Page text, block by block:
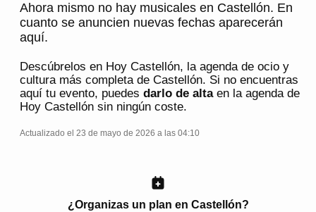
Ahora mismo no hay musicales en Castellón. En
cuanto se anuncien nuevas fechas aparecerán
aquí.
Descúbrelos en Hoy Castellón, la agenda de ocio y
cultura más completa de Castellón. Si no encuentras
aquí tu evento, puedes darlo de altaen la agenda de
Hoy Castellón sin ningún coste.
Actualizado el 23 de mayo de 2026 a las 04:10
¿Organizas un plan en Castellón?